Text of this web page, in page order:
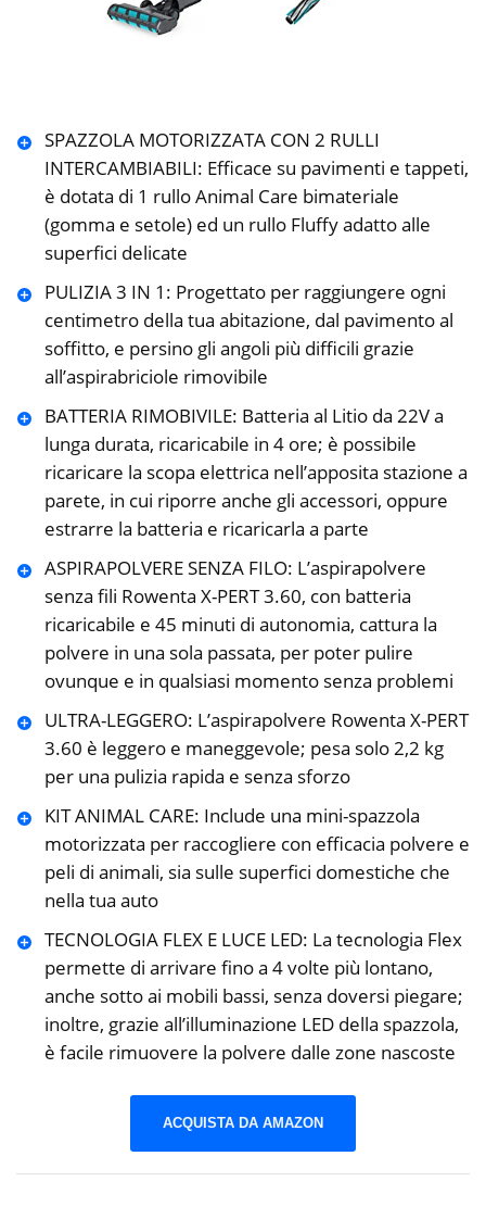
SPAZZOLA MOTORIZZATA CON 2 RULLI
INTERCAMBIABILI: Efficace su pavimenti e tappeti,
è dotata di 1 rullo Animal Care bimateriale
(gomma e setole) ed un rullo Fluffy adatto alle
superfici delicate
PULIZIA 3 IN 1: Progettato per raggiungere ogni
centimetro della tua abitazione, dal pavimento al
soffitto, e persino gli angoli più difficili grazie
all’aspirabriciole rimovibile
BATTERIA RIMOBIVILE: Batteria al Litio da 22V a
lunga durata, ricaricabile in 4 ore; è possibile
ricaricare la scopa elettrica nell’apposita stazione a
parete, in cui riporre anche gli accessori, oppure
estrarre la batteria e ricaricarla a parte
ASPIRAPOLVERE SENZA FILO: L’aspirapolvere
senza fili Rowenta X-PERT 3.60, con batteria
ricaricabile e 45 minuti di autonomia, cattura la
polvere in una sola passata, per poter pulire
ovunque e in qualsiasi momento senza problemi
ULTRA-LEGGERO: L’aspirapolvere Rowenta X-PERT
3.60 è leggero e maneggevole; pesa solo 2,2 kg
per una pulizia rapida e senza sforzo
KIT ANIMAL CARE: Include una mini-spazzola
motorizzata per raccogliere con efficacia polvere e
peli di animali, sia sulle superfici domestiche che
nella tua auto
TECNOLOGIA FLEX E LUCE LED: La tecnologia Flex
permette di arrivare fino a 4 volte più lontano,
anche sotto ai mobili bassi, senza doversi piegare;
inoltre, grazie all’illuminazione LED della spazzola,
è facile rimuovere la polvere dalle zone nascoste
ACQUISTA DA AMAZON